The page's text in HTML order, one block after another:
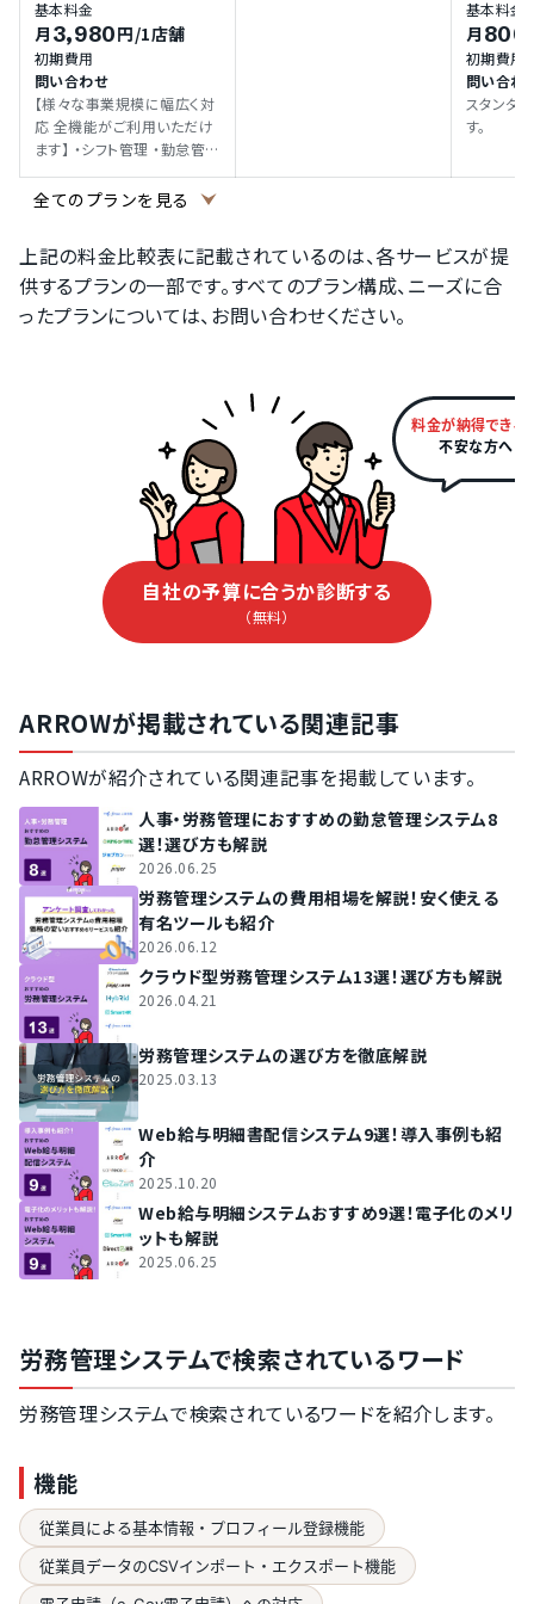
張 ・データ保持：直近3年間
※1店舗の制限は100人ま
で。超えた場合は「100人／1
店舗」ずつ料金が加算されま
す。
基本料金
月 3,980円/1店舗
初期費用
問い合わせ
【様々な事業規模に幅広く対
応 全機能がご利用いただけ
ます】 ・シフト管理 ・勤怠管理
計算 ・帳票作成 ・店舗数：無
持：直近8年間 ・データバック
アップ ※1店舗の制限は100
人まで。超えた場合は「100
人／1店舗」ずつ料金が加算
基本料金
月 800
初期費用
問い合わ
スタンダ
す。
全てのプランを見る
上記の料金比較表に記載されているのは、各サービスが提
供するプランの一部です。すべてのプラン構成、ニーズに合
ったプランについては、お問い合わせください。
料金が納得できる
不安な方へ
自社の予算に合うか診断する
（無料）
ARROWが掲載されている関連記事
ARROWが紹介されている関連記事を掲載しています。
人事・労務管理におすすめの勤怠管理システム8
選！選び方も解説
2026.06.25
労務管理システムの費用相場を解説！安く使える
有名ツールも紹介
2026.06.12
クラウド型労務管理システム13選！選び方も解説
2026.04.21
労務管理システムの選び方を徹底解説
2025.03.13
Web給与明細書配信システム9選！導入事例も紹
介
2025.10.20
Web給与明細システムおすすめ9選！電子化のメリ
ットも解説
2025.06.25
労務管理システムで検索されているワード
労務管理システムで検索されているワードを紹介します。
機能
従業員による基本情報・プロフィール登録機能
従業員データのCSVインポート・エクスポート機能